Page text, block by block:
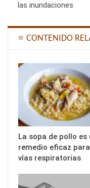
las inundaciones
⭐ CONTENIDO
La sopa de pollo es
remedio eficaz
vías respiratorias